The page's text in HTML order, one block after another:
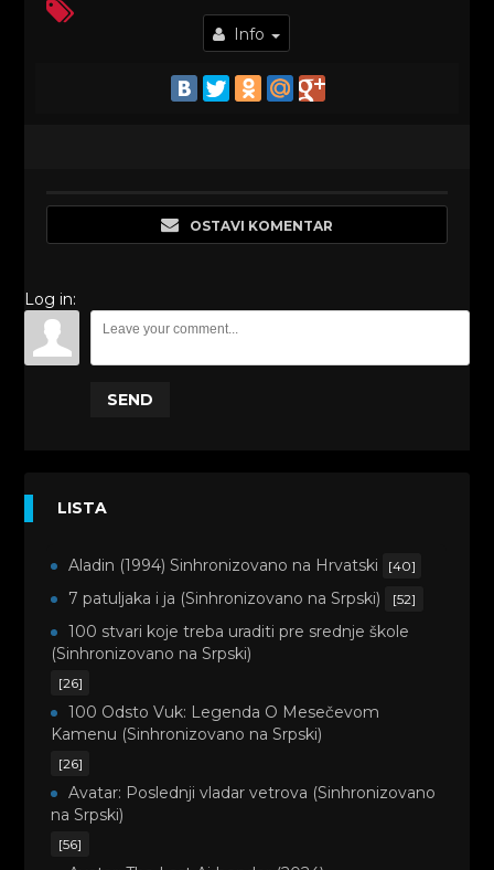
Info
OSTAVI KOMENTAR
Log in:
SEND
LISTA
Aladin (1994) Sinhronizovano na Hrvatski [40]
7 patuljaka i ja (Sinhronizovano na Srpski) [52]
100 stvari koje treba uraditi pre srednje škole
(Sinhronizovano na Srpski)
[26]
100 Odsto Vuk: Legenda O Mesečevom
Kamenu (Sinhronizovano na Srpski)
[26]
Avatar: Poslednji vladar vetrova (Sinhronizovano
na Srpski)
[56]